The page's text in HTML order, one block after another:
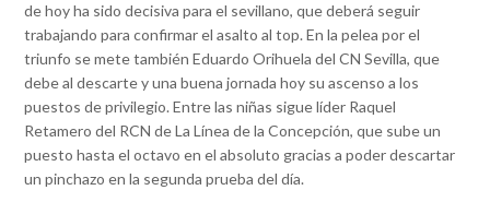
de hoy ha sido decisiva para el sevillano, que deberá seguir
trabajando para confirmar el asalto al top. En la pelea por el
triunfo se mete también Eduardo Orihuela del CN Sevilla, que
debe al descarte y una buena jornada hoy su ascenso a los
puestos de privilegio. Entre las niñas sigue líder Raquel
Retamero del RCN de La Línea de la Concepción, que sube un
puesto hasta el octavo en el absoluto gracias a poder descartar
un pinchazo en la segunda prueba del día.